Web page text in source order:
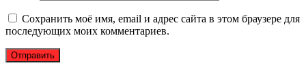
Сохранить моё имя, email и адрес сайта в этом браузере для
последующих моих комментариев.